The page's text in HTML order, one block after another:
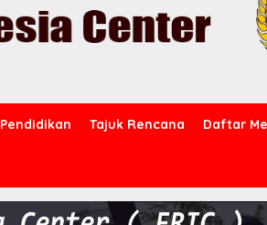
Pendidikan Tajuk Rencana Daftar